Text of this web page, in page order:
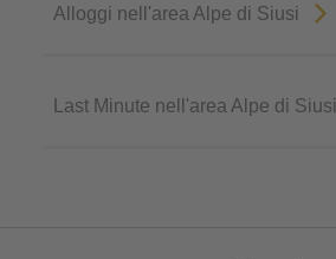
Alloggi nell'area Alpe di Siusi
Last Minute nell'area Alpe di Siusi